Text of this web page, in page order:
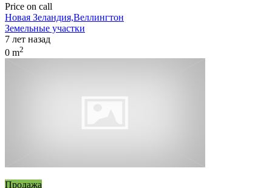
Price on call
Новая Зеландия,Веллингтон
Земельные участки
7 лет назад
0 m2
Продажа